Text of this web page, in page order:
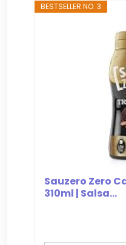
BESTSELLER NO. 3
Sauzero Zero
310ml | Salsa...